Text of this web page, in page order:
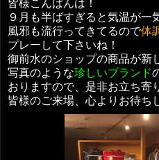
皆様こんばんは！
９月も半ばすぎると気温が一
風邪も流行ってきてるので体
プレーして下さいね！
御前水のショップの商品が新
写真のような珍しいブランド
おりますので、是非お立ち寄
皆様のご来場、心よりお待ち